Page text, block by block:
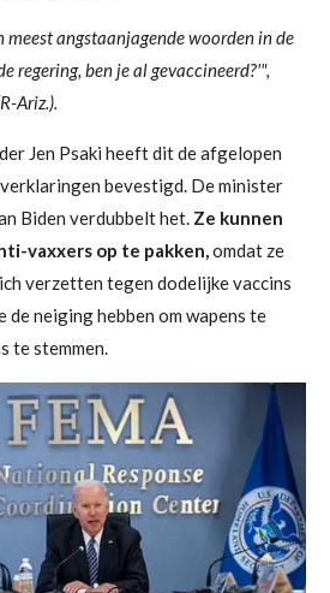
angstaanjagende woorden in de
regering, ben je al gevaccineerd?'",
Ariz.).
Jen Psaki heeft dit de afgelopen
bevestigd. De minister
Biden verdubbelt het. Ze kunnen
vaxxers op te pakken,omdat ze
verzetten tegen dodelijke vaccins
de neiging hebben om wapens te
te stemmen.